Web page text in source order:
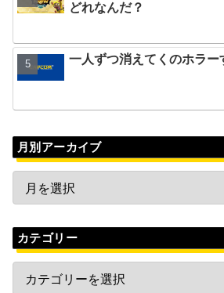
どれなんだ？
一人ずつ消えてくのホラー
月別アーカイブ
カテゴリー